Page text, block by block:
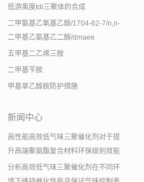
低游离度tdi三聚体的合成
二甲氨基乙氧基乙醇/1704-62-7/n,n-
二甲基乙氨基乙二醇/dmaee
五甲基二乙烯三胺
二甲基苄胺
甲基单乙醇胺防护措施
新闻中心
高性能高效低气味三聚催化剂对于提
升高端聚氨酯复合材料环保级别效能
分析高效低气味三聚催化剂在不同环